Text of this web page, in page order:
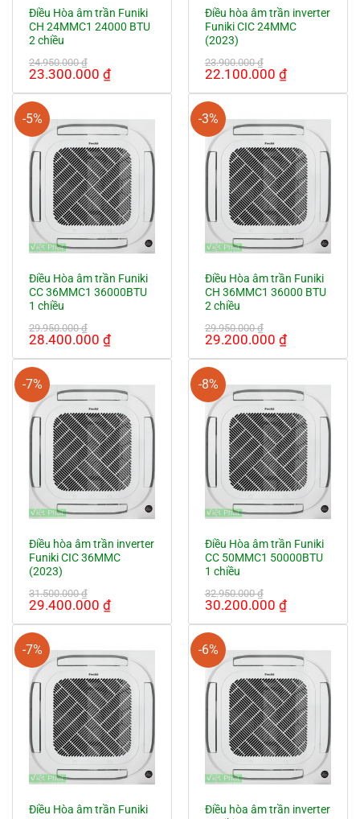
Điều Hòa âm trần Funiki
CH 24MMC1 24000 BTU
2 chiều
24.950.000₫
Giá
là:
24.950.000 ₫.
23.300.000 ₫Giá
là:
23.300.000 ₫.
Điều hòa âm trần inverter
Funiki CIC 24MMC
(2023)
23.900.000₫
Giá
là:
23.900.000 ₫.
22.100.000 ₫Giá
là:
-5%
Điều Hòa âm trần Funiki
CC 36MMC1 36000BTU
1 chiều
29.950.000₫
Giá
là:
29.950.000 ₫.
28.400.000 ₫Giá
là:
28.400.000 ₫.
-3%
Điều Hòa âm trần Funiki
CH 36MMC1 36000 BTU
2 chiều
29.950.000₫
Giá
là:
29.950.000 ₫.
29.200.000 ₫Giá
là:
-7%
Điều hòa âm trần inverter
Funiki CIC 36MMC
(2023)
31.500.000₫
Giá
là:
31.500.000 ₫.
29.400.000 ₫Giá
là:
29.400.000 ₫.
-8%
Điều Hòa âm trần Funiki
CC 50MMC1 50000BTU
1 chiều
32.950.000₫
Giá
là:
32.950.000 ₫.
30.200.000 ₫Giá
là:
-7%
Điều Hòa âm trần Funiki
-6%
Điều hòa âm trần inverter